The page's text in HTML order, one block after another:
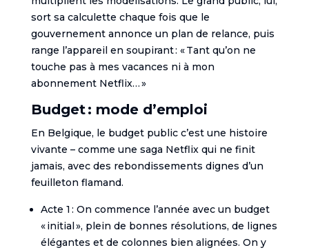
sort sa calculette chaque fois que le
gouvernement annonce un plan de relance, puis
range l’appareil en soupirant : « Tant qu’on ne
touche pas à mes vacances ni à mon
abonnement Netflix… »
Budget : mode d’emploi
En Belgique, le budget public c’est une histoire
vivante – comme une saga Netflix qui ne finit
jamais, avec des rebondissements dignes d’un
feuilleton flamand.
Acte 1 : On commence l’année avec un budget
« initial », plein de bonnes résolutions, de lignes
élégantes et de colonnes bien alignées. On y